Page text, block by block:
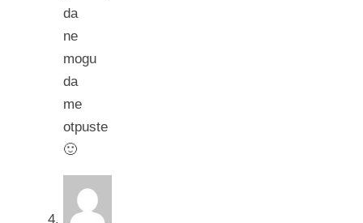
da
ne
mogu
da
me
otpuste
🙂